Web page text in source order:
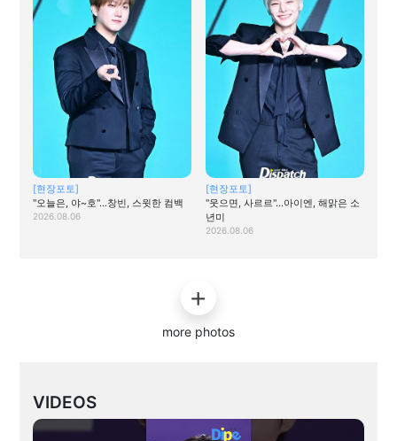
[현장포토]
"오늘은, 야~호"…창빈, 스윗한 컴백
2026.08.06
[현장포토]
"웃으면, 사르르"…아이엔, 해맑은 소
년미
2026.08.06
more photos
VIDEOS